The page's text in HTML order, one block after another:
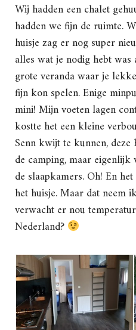
Wij hadden een chalet
hadden we fijn de ruimte.
huisje zag er nog super
alles wat je nodig hebt
grote veranda waar je
fijn kon spelen. Enige
mini! Mijn voeten lagen
kostte het een kleine
Senn kwijt te kunnen,
de camping, maar
de slaapkamers. Oh! En
het huisje. Maar dat neem
verwacht er nou
Nederland?